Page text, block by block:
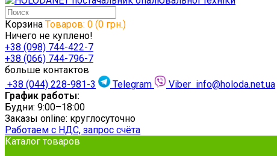
Корзина Товаров: 0 (0 грн.)
Ничего не куплено!
+38 (098) 744-422-7
+38 (066) 744-796-7
больше контактов
+38 (044) 228-981-3
Telegram Viber info@holoda.net.ua
График работы:
Будни: 9:00–18:00
Заказы online: круглосуточно
Работаем с НДС, запрос счёта
Каталог товаров